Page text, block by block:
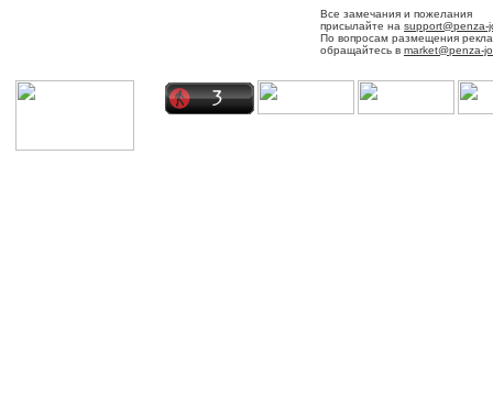
Все замечания и пожелания
присылайте на support@penza-
По вопросам размещения
обращайтесь в market@penza-